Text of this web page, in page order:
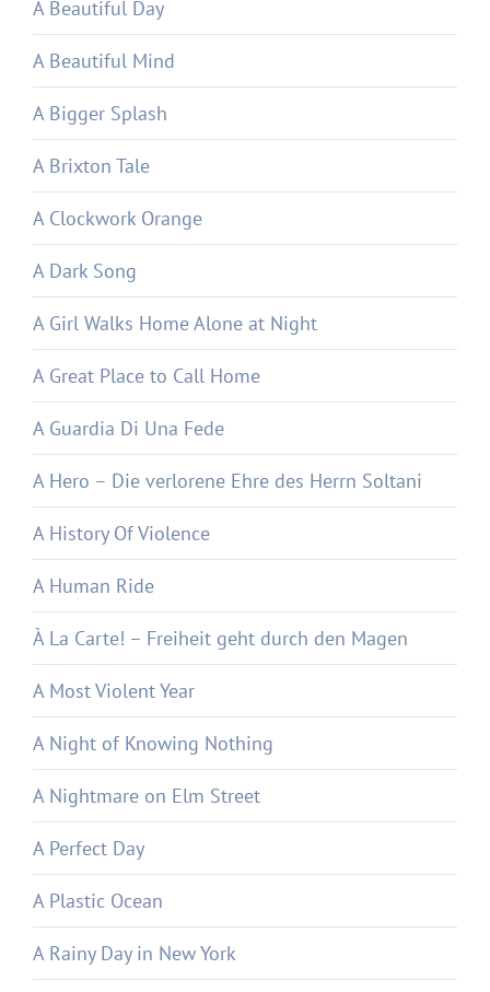
A Beautiful Day
A Beautiful Mind
A Bigger Splash
A Brixton Tale
A Clockwork Orange
A Dark Song
A Girl Walks Home Alone at Night
A Great Place to Call Home
A Guardia Di Una Fede
A Hero – Die verlorene Ehre des Herrn Soltani
A History Of Violence
A Human Ride
À La Carte! – Freiheit geht durch den Magen
A Most Violent Year
A Night of Knowing Nothing
A Nightmare on Elm Street
A Perfect Day
A Plastic Ocean
A Rainy Day in New York